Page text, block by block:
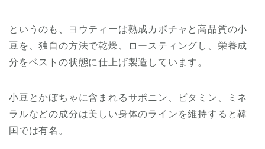
というのも、ヨウティーは熟成カボチャと高品質の小
豆を、独自の方法で乾燥、ロースティングし、栄養成
分をベストの状態に仕上げ製造しています。
小豆とかぼちゃに含まれるサポニン、ビタミン、ミネ
ラルなどの成分は美しい身体のラインを維持すると韓
国では有名。